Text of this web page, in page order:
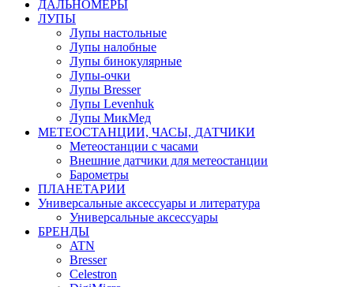
ДАЛЬНОМЕРЫ
ЛУПЫ
Лупы настольные
Лупы налобные
Лупы бинокулярные
Лупы-очки
Лупы Bresser
Лупы Levenhuk
Лупы МикМед
МЕТЕОСТАНЦИИ, ЧАСЫ, ДАТЧИКИ
Метеостанции с часами
Внешние датчики для метеостанции
Барометры
ПЛАНЕТАРИИ
Универсальные аксессуары и литература
Универсальные аксессуары
БРЕНДЫ
ATN
Bresser
Celestron